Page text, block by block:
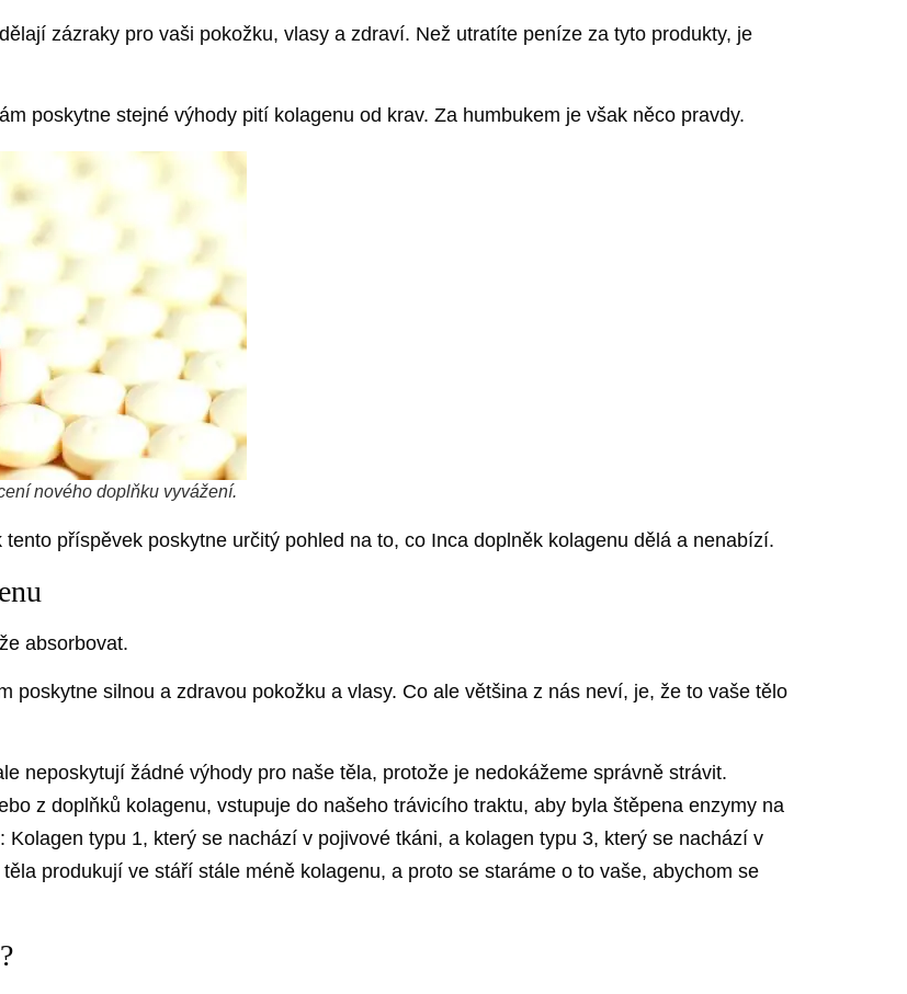
zázraky pro vaši pokožku, vlasy a zdraví. Než utratíte peníze za tyto produkty, je
poskytne stejné výhody pití kolagenu od krav. Za humbukem je však něco pravdy.
nového doplňku vyvážení.
příspěvek poskytne určitý pohled na to, co Inca doplněk kolagenu dělá a nenabízí.
absorbovat.
poskytne silnou a zdravou pokožku a vlasy. Co ale většina z nás neví, je, že to vaše tělo
neposkytují žádné výhody pro naše těla, protože je nedokážeme správně strávit.
z doplňků kolagenu, vstupuje do našeho trávicího traktu, aby byla štěpena enzymy na
: Kolagen typu 1, který se nachází v pojivové tkáni, a kolagen typu 3, který se nachází v
produkují ve stáří stále méně kolagenu, a proto se staráme o to vaše, abychom se